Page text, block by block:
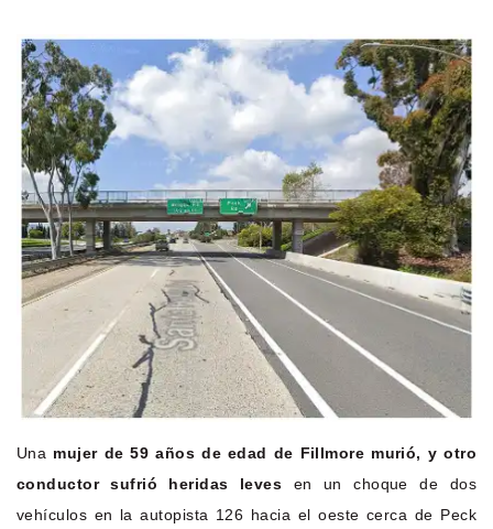
Una mujer de 59 años de edad de Fillmore murió, y otro
conductor sufrió heridas leves en un choque de dos
vehículos en la autopista 126 hacia el oeste cerca de Peck